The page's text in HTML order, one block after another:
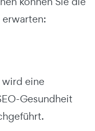
wird eine
Gesundheit